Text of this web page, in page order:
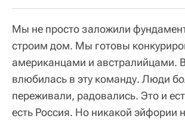
Мы не просто заложили
строим дом. Мы готовы
американцами и австралийцами.
влюбилась в эту команду. Люди
переживали, радовались. Это и
есть Россия. Но никакой эйфории